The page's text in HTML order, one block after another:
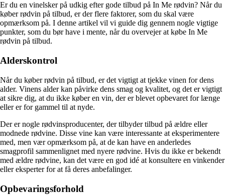
Er du en vinelsker på udkig efter gode tilbud på In Me rødvin? Når du
køber rødvin på tilbud, er der flere faktorer, som du skal være
opmærksom på. I denne artikel vil vi guide dig gennem nogle vigtige
punkter, som du bør have i mente, når du overvejer at købe In Me
rødvin på tilbud.
Alderskontrol
Når du køber rødvin på tilbud, er det vigtigt at tjekke vinen for dens
alder. Vinens alder kan påvirke dens smag og kvalitet, og det er vigtigt
at sikre dig, at du ikke køber en vin, der er blevet opbevaret for længe
eller er for gammel til at nyde.
Der er nogle rødvinsproducenter, der tilbyder tilbud på ældre eller
modnede rødvine. Disse vine kan være interessante at eksperimentere
med, men vær opmærksom på, at de kan have en anderledes
smagprofil sammenlignet med nyere rødvine. Hvis du ikke er bekendt
med ældre rødvine, kan det være en god idé at konsultere en vinkender
eller eksperter for at få deres anbefalinger.
Opbevaringsforhold